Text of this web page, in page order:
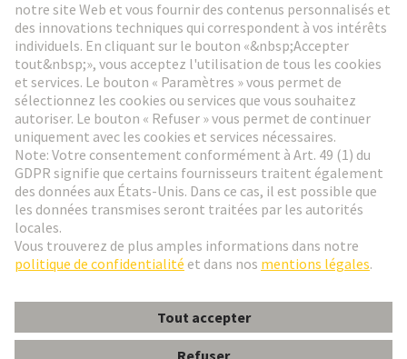
Aller à l'inscription
Social Media
France Français
© HARTING Technology Group